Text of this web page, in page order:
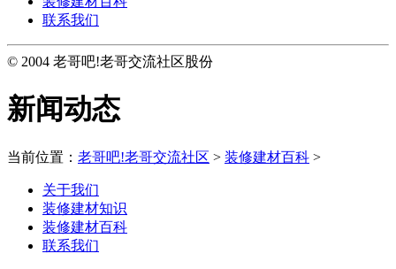
联系我们
© 2004 老哥吧!老哥交流社区股份
新闻动态
当前位置： 老哥吧!老哥交流社区 > 装修建材百科 >
关于我们
装修建材知识
装修建材百科
联系我们